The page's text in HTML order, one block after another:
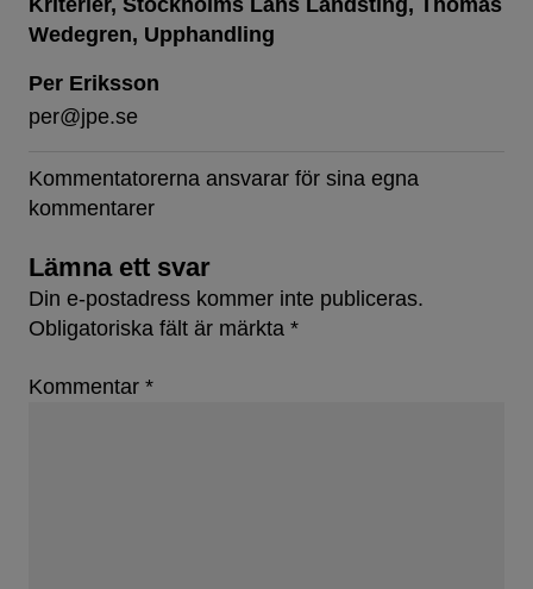
Kriterier Stockholms Läns Landsting
Thomas
Wedegren Upphandling
Per Eriksson
per@jpe.se
Kommentatorerna ansvarar för sina egna
kommentarer
Lämna ett svar
Din e-postadress kommer inte publiceras.
Obligatoriska fält är märkta *
Kommentar *